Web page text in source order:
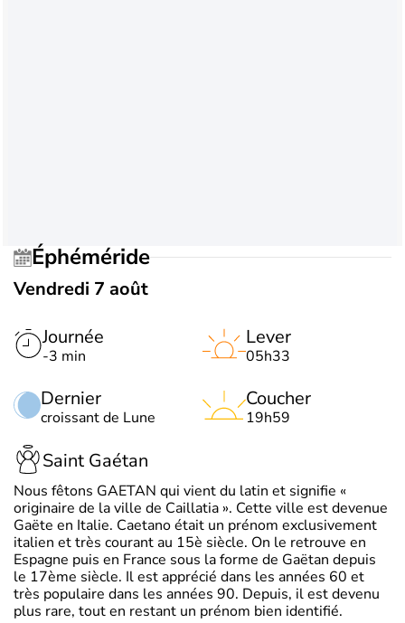
Éphéméride
Vendredi 7 août
Journée
-3 min
Dernier
croissant de Lune
Lever
05h33
Coucher
19h59
Saint Gaétan
Nous fêtons GAETAN qui vient du latin et signifie «
originaire de la ville de Caillatia ». Cette ville est devenue
Gaëte en Italie. Caetano était un prénom exclusivement
italien et très courant au 15è siècle. On le retrouve en
Espagne puis en France sous la forme de Gaëtan depuis
le 17ème siècle. Il est apprécié dans les années 60 et
très populaire dans les années 90. Depuis, il est devenu
plus rare, tout en restant un prénom bien identifié.